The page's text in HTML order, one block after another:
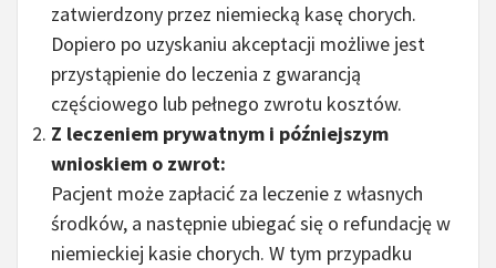
zatwierdzony przez niemiecką kasę chorych.
Dopiero po uzyskaniu akceptacji możliwe jest
przystąpienie do leczenia z gwarancją
częściowego lub pełnego zwrotu kosztów.
Z leczeniem prywatnym i późniejszym
wnioskiem o zwrot:
Pacjent może zapłacić za leczenie z własnych
środków, a następnie ubiegać się o refundację w
niemieckiej kasie chorych. W tym przypadku